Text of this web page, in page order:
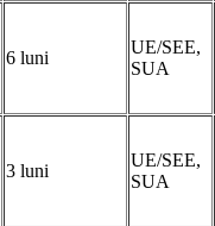
6 luni
UE/SEE,
SUA
3 luni
UE/SEE,
SUA